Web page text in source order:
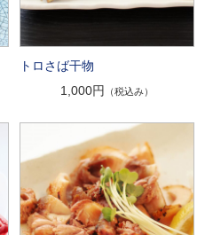
トロさば干物
1,000円
（税込み）